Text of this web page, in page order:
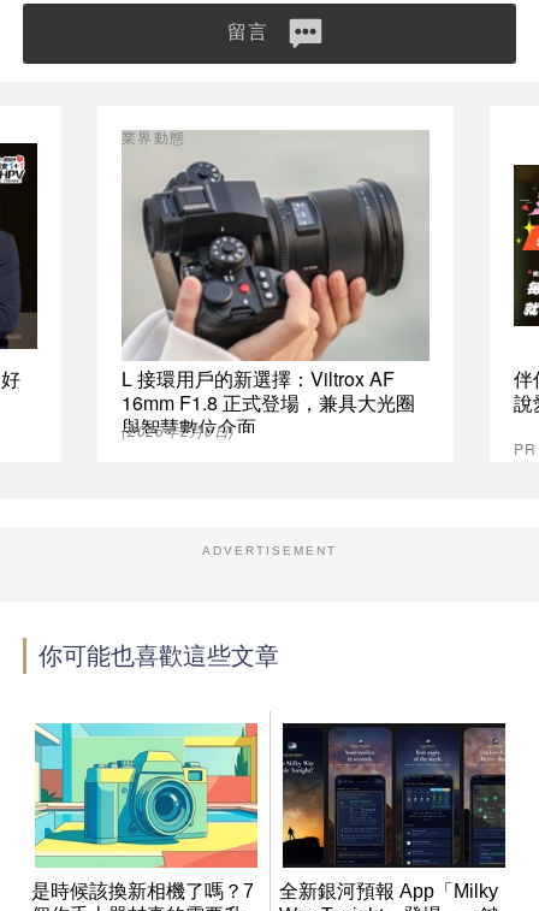
留言
L 接環用戶的新選擇：Viltrox AF
16mm F1.8 正式登場，兼具大光圈
與智慧數位介面
業界動態
(2026年2月6日)
伴
說
ADVERTISEMENT
你可能也喜歡這些文章
是時候該換新相機了嗎？7
全新銀河預報 App「Milky